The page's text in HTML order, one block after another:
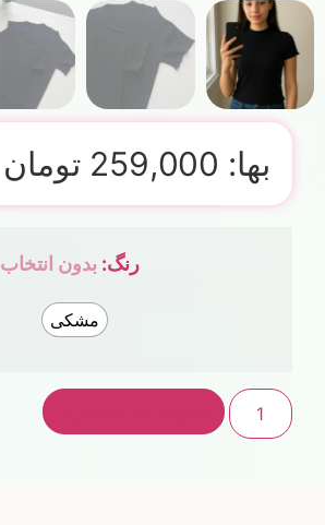
بها: 259,000 تومان
رنگ: بدون انتخاب
مشکی